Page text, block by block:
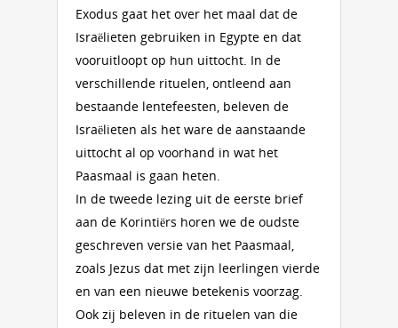
Exodus gaat het over het maal dat de
Israëlieten gebruiken in Egypte en dat
vooruitloopt op hun uittocht. In de
verschillende rituelen, ontleend aan
bestaande lentefeesten, beleven de
Israëlieten als het ware de aanstaande
uittocht al op voorhand in wat het
Paasmaal is gaan heten.
In de tweede lezing uit de eerste brief
aan de Korintiërs horen we de oudste
geschreven versie van het Paasmaal,
zoals Jezus dat met zijn leerlingen vierde
en van een nieuwe betekenis voorzag.
Ook zij beleven in de rituelen van die